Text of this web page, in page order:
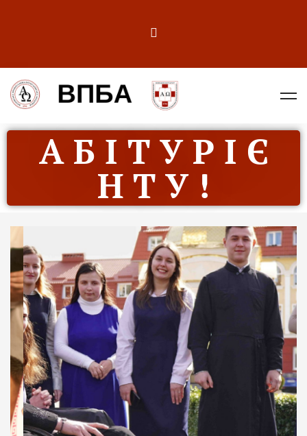
А Б І Т У Р І Є
Н Т У !
ДУХОВНО СИЛЬНІ!
ВПБА — спільнота, де
формується
покликання